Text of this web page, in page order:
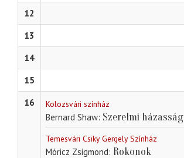
12
13
14
15
16
Kolozsvári színház
Bernard Shaw Szerelmi házasság
Temesvári Csiky Gergely Színház
Móricz Zsigmond Rokonok